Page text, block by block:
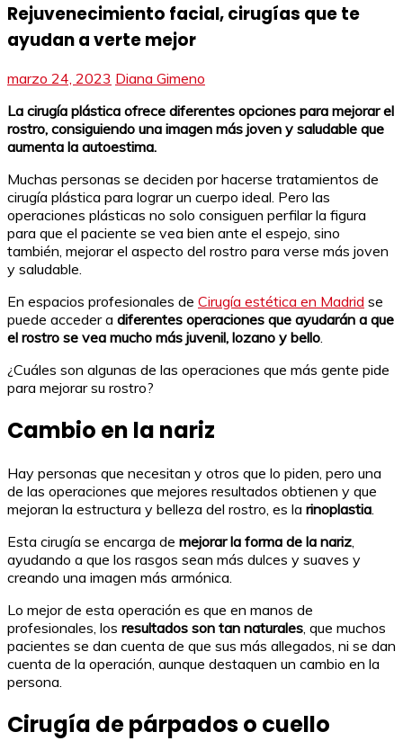
Rejuvenecimiento facial, cirugías que te
ayudan a verte mejor
marzo 24, 2023 Diana Gimeno
La cirugía plástica ofrece diferentes opciones para mejorar el
rostro, consiguiendo una imagen más joven y saludable que
aumenta la autoestima.
Muchas personas se deciden por hacerse tratamientos de
cirugía plástica para lograr un cuerpo ideal. Pero las
operaciones plásticas no solo consiguen perfilar la figura
para que el paciente se vea bien ante el espejo, sino
también, mejorar el aspecto del rostro para verse más joven
y saludable.
En espacios profesionales de Cirugía estética en Madrid se
puede acceder a diferentes operaciones que ayudarán a que
el rostro se vea mucho más juvenil, lozano y bello.
¿Cuáles son algunas de las operaciones que más gente pide
para mejorar su rostro?
Cambio en la nariz
Hay personas que necesitan y otros que lo piden, pero una
de las operaciones que mejores resultados obtienen y que
mejoran la estructura y belleza del rostro, es la rinoplastia.
Esta cirugía se encarga de mejorar la forma de la nariz,
ayudando a que los rasgos sean más dulces y suaves y
creando una imagen más armónica.
Lo mejor de esta operación es que en manos de
profesionales, los resultados son tan naturales, que muchos
pacientes se dan cuenta de que sus más allegados, ni se dan
cuenta de la operación, aunque destaquen un cambio en la
persona.
Cirugía de párpados o cuello